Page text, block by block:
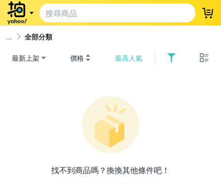
登
全部分類
最新上架 價格 最高人氣
找不到商品嗎？換換其他條件吧！